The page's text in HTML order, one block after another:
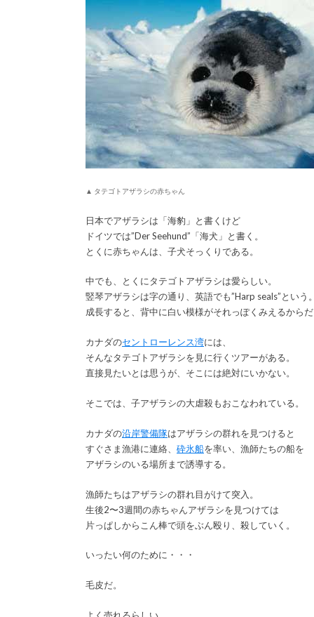
▲ タテゴトアザラシの赤ちゃん
日本でアザラシは「海豹」と書くけど
ドイツでは”Der Seehund”「海犬」と書く。
とくに赤ちゃんは、子犬そっくりである。
中でも、とくにタテゴトアザラシは愛らしい。
竪琴アザラシは字の通り、英語でも”Harp seals”という
成長すると、背中に白い模様がそれっぽくみえるから
カナダのセントローレンス湾には、
そんなタテゴトアザラシを見に行くツアーがある。
直接見たいとは思うが、そこには絶対にいかない。
そこでは、子アザラシの大虐殺もおこなわれている。
カナダの沿岸警備隊はアザラシの群れを見つけると
すぐさま漁港に連絡、 砕氷船を率い、漁師たちの船を
アザラシのいる場所まで誘導する。
漁師たちはアザラシの群れ目がけて突入。
生後2〜3週間の赤ちゃんアザラシを見つけては
片っぱしからこん棒で頭をぶん殴り、殺していく。
いったい何のために・・・
毛皮だ。